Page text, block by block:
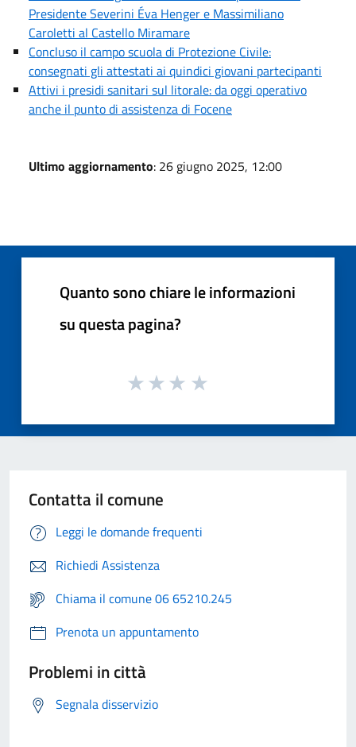
Presidente Severini Éva Henger e Massimiliano
Caroletti al Castello Miramare
Concluso il campo scuola di Protezione Civile:
consegnati gli attestati ai quindici giovani partecipanti
Attivi i presidi sanitari sul litorale: da oggi operativo
anche il punto di assistenza di Focene
Ultimo aggiornamento: 26 giugno 2025, 12:00
Quanto sono chiare le informazioni
su questa pagina?
Contatta il comune
Leggi le domande frequenti
Richiedi Assistenza
Chiama il comune 06 65210.245
Prenota un appuntamento
Problemi in città
Segnala disservizio